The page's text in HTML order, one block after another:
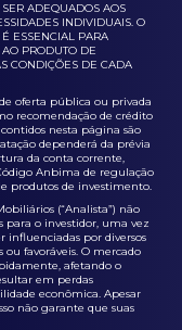
ADEQUADOS AOS
INDIVIDUAIS. O
ESSENCIAL PARA
PRODUTO DE
CONDIÇÕES DE CADA
oferta pública ou privada
recomendação de crédito
nesta página são
dependerá da prévia
da conta corrente,
Anbima de regulação
produtos de investimento.
(“Analista”) não
para o investidor, uma vez
influenciadas por diversos
favoráveis. O mercado
afetando o
em perdas
econômica. Apesar
não garante que suas